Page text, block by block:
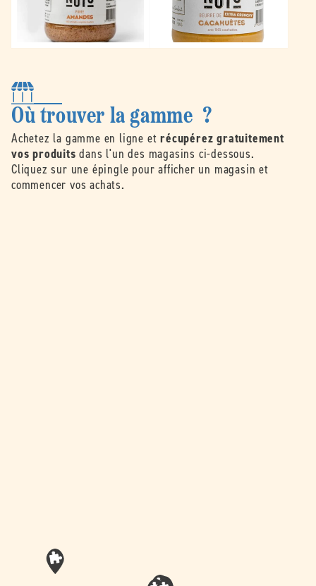
Où trouver la gamme ?
Achetez la gamme en ligne etrécupérez gratuitement
vos produits dans l'un des magasins ci-dessous.
Cliquez sur une épingle pour afficher un magasin et
commencer vos achats.